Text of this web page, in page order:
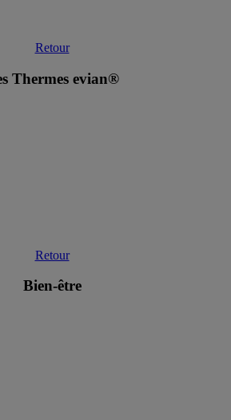
Retour
Thermes evian®
Retour
Bien-être